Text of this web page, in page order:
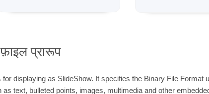
प्रारूप
displaying as SlideShow. It specifies the Binary File Format
text, bulleted points, images, multimedia and other